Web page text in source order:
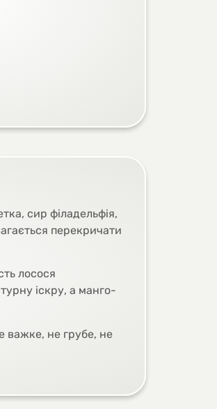
сир філадельфія,
перекричати
лосося
іскру, а манго-
важке, не грубе, не